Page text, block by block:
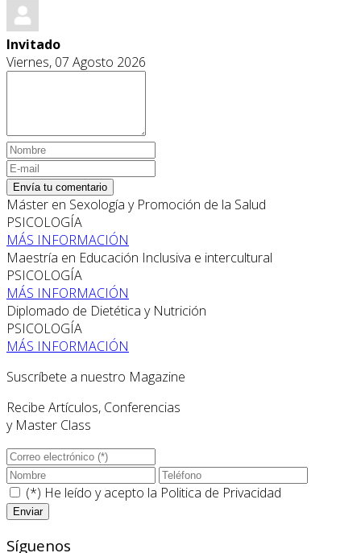
Invitado
Viernes, 07 Agosto 2026
Envía tu comentario
Máster en Sexología y Promoción de la Salud
PSICOLOGÍA
MÁS INFORMACIÓN
Maestría en Educación Inclusiva e intercultural
PSICOLOGÍA
MÁS INFORMACIÓN
Diplomado de Dietética y Nutrición
PSICOLOGÍA
MÁS INFORMACIÓN
Suscríbete a nuestro Magazine
Recibe Artículos, Conferencias
y Master Class
(*) He leído y acepto la Politica de Privacidad
Síguenos